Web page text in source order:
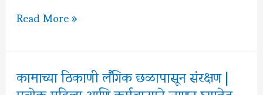
मोफत
मदत
(Free
Legal
Read More »
कामाच्या ठिकाणी लैंगिक छळापासून संरक्षण |